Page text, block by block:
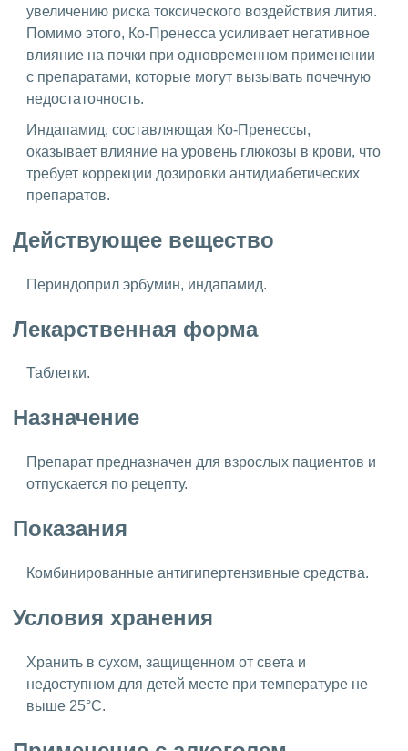
увеличению риска токсического воздействия лития.
Помимо этого, Ко-Пренесса усиливает негативное
влияние на почки при одновременном применении
с препаратами, которые могут вызывать почечную
недостаточность.
Индапамид, составляющая Ко-Пренессы,
оказывает влияние на уровень глюкозы в крови, что
требует коррекции дозировки антидиабетических
препаратов.
Действующее вещество
Периндоприл эрбумин, индапамид.
Лекарственная форма
Таблетки.
Назначение
Препарат предназначен для взрослых пациентов и
отпускается по рецепту.
Показания
Комбинированные антигипертензивные средства.
Условия хранения
Хранить в сухом, защищенном от света и
недоступном для детей месте при температуре не
выше 25°C.